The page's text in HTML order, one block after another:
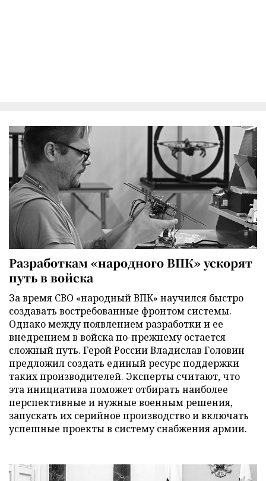
Разработкам «народного ВПК» ускорят
путь в войска
За время СВО «народный ВПК» научился быстро
создавать востребованные фронтом системы.
Однако между появлением разработки и ее
внедрением в войска по-прежнему остается
сложный путь. Герой России Владислав Головин
предложил создать единый ресурс поддержки
таких производителей. Эксперты считают, что
эта инициатива поможет отбирать наиболее
перспективные и нужные военным решения,
запускать их серийное производство и включать
успешные проекты в систему снабжения армии.